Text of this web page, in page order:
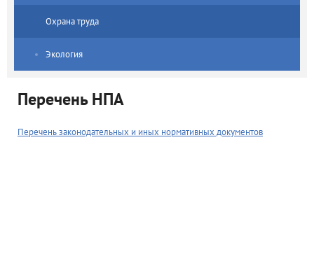
Охрана труда
Экология
Перечень НПА
Перечень законодательных и иных нормативных документов